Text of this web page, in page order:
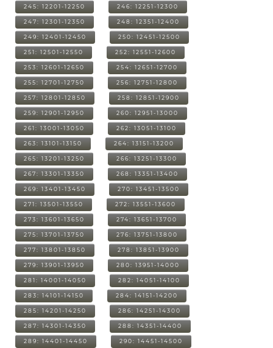
245: 12201-12250 246: 12251-12300
247: 12301-12350 248: 12351-12400
249: 12401-12450 250: 12451-12500
251: 12501-12550 252: 12551-12600
253: 12601-12650 254: 12651-12700
255: 12701-12750 256: 12751-12800
257: 12801-12850 258: 12851-12900
259: 12901-12950 260: 12951-13000
261: 13001-13050 262: 13051-13100
263: 13101-13150 264: 13151-13200
265: 13201-13250 266: 13251-13300
267: 13301-13350 268: 13351-13400
269: 13401-13450 270: 13451-13500
271: 13501-13550 272: 13551-13600
273: 13601-13650 274: 13651-13700
275: 13701-13750 276: 13751-13800
277: 13801-13850 278: 13851-13900
279: 13901-13950 280: 13951-14000
281: 14001-14050 282: 14051-14100
283: 14101-14150 284: 14151-14200
285: 14201-14250 286: 14251-14300
287: 14301-14350 288: 14351-14400
289: 14401-14450 290: 14451-14500